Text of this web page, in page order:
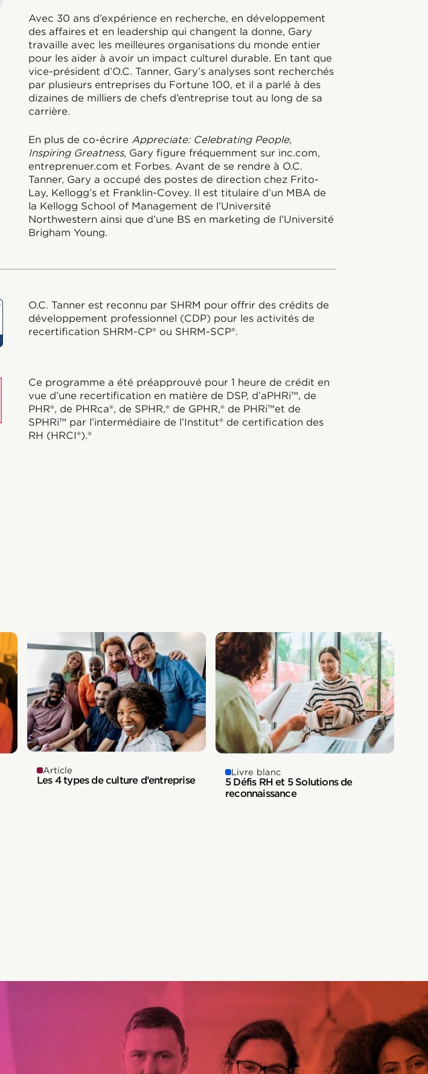
Avec 30 ans d’expérience en recherche, en développement
des affaires et en leadership qui changent la donne, Gary
travaille avec les meilleures organisations du monde entier
pour les aider à avoir un impact culturel durable. En tant que
vice-président d’O.C. Tanner, Gary’s analyses sont recherchés
par plusieurs entreprises du Fortune 100, et il a parlé à des
dizaines de milliers de chefs d’entreprise tout au long de sa
carrière.
En plus de co-écrire Appreciate: Celebrating People,
Inspiring Greatness, Gary figure fréquemment sur inc.com,
entreprenuer.com et Forbes. Avant de se rendre à O.C.
Tanner, Gary a occupé des postes de direction chez Frito-
Lay, Kellogg’s et Franklin-Covey. Il est titulaire d’un MBA de
la Kellogg School of Management de l’Université
Northwestern ainsi que d’une BS en marketing de l’Université
Brigham Young.
O.C. Tanner est reconnu par SHRM pour offrir des crédits de
développement professionnel (CDP) pour les activités de
recertification SHRM-CP® ou SHRM-SCP®.
Ce programme a été préapprouvé pour 1 heure de crédit en
vue d’une recertification en matière de DSP, d’aPHRi™, de
PHR®, de PHRca®, de SPHR,® de GPHR,® de PHRi™et de
SPHRi™ par l’intermédiaire de l’Institut® de certification des
RH (HRCI®).®
Article
Les 4 types de culture d’entreprise
Livre blanc
5 Défis RH et 5 Solutions de
reconnaissance